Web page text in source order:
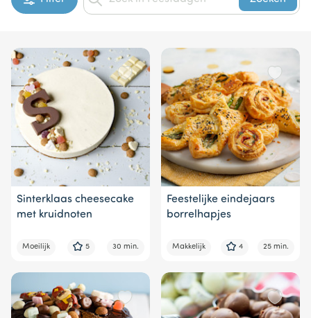
1
Sinterklaas cheesecake
met kruidnoten
Moeilijk 5 30 min.
Feestelijke eindejaars
borrelhapjes
Makkelijk 4 25 min.